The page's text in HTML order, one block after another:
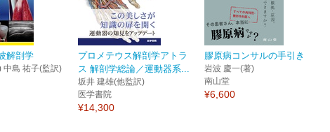
解剖学
中島 祐子(監訳)
プロメテウス解剖学アトラ
ス 解剖学総論／運動器系...
坂井 建雄(他監訳)
医学書院
¥14,300
膠原病コンサルの手引き
岩波 慶一(著)
南山堂
¥6,600